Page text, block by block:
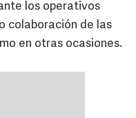
los operativos
colaboración de las
en otras ocasiones.